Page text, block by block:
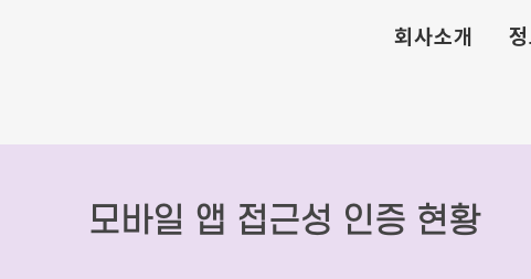
회사소개
모바일 앱 접근성 인증 현황